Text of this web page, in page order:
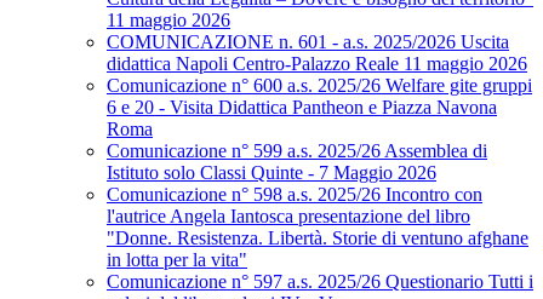
11 maggio 2026
COMUNICAZIONE n. 601 - a.s. 2025/2026 Uscita
didattica Napoli Centro-Palazzo Reale 11 maggio 2026
Comunicazione n° 600 a.s. 2025/26 Welfare gite gruppi
6 e 20 - Visita Didattica Pantheon e Piazza Navona
Roma
Comunicazione n° 599 a.s. 2025/26 Assemblea di
Istituto solo Classi Quinte - 7 Maggio 2026
Comunicazione n° 598 a.s. 2025/26 Incontro con
l'autrice Angela Iantosca presentazione del libro
"Donne. Resistenza. Libertà. Storie di ventuno afghane
in lotta per la vita"
Comunicazione n° 597 a.s. 2025/26 Questionario Tutti i